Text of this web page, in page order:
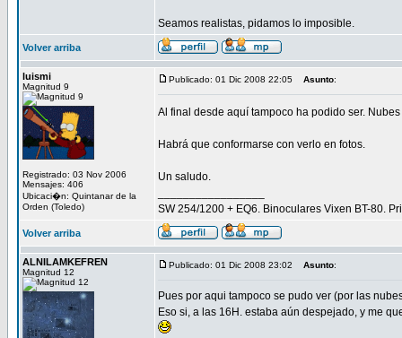
Seamos realistas, pidamos lo imposible.
Volver arriba
luismi
Magnitud 9
Registrado: 03 Nov 2006
Mensajes: 406
Ubicaci�n: Quintanar de la
Orden (Toledo)
Publicado: 01 Dic 2008 22:05 Asunto:
Al final desde aquí tampoco ha podido ser.
Habrá que conformarse con verlo en fotos.
Un saludo.
SW 254/1200 + EQ6. Binoculares Vixen BT-80.
Volver arriba
ALNILAMKEFREN
Magnitud 12
Publicado: 01 Dic 2008 23:02 Asunto:
Pues por aqui tampoco se pudo ver (por las
Eso si, a las 16H. estaba aún despejado, y me